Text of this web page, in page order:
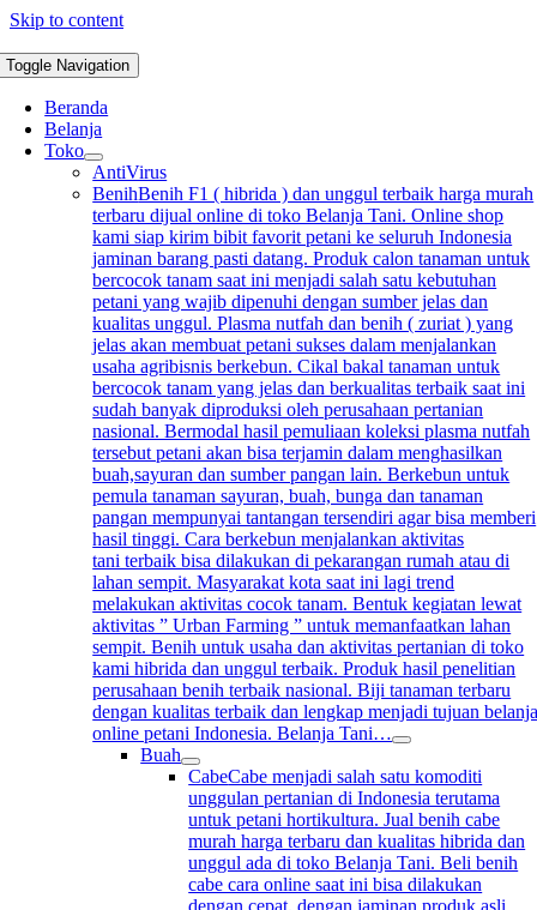
Skip to content
Toggle Navigation
Beranda
Belanja
Toko
AntiVirus
BenihBenih F1 ( hibrida ) dan unggul terbaik harga murah
terbaru dijual online di toko Belanja Tani. Online shop
kami siap kirim bibit favorit petani ke seluruh Indonesia
jaminan barang pasti datang. Produk calon tanaman untuk
bercocok tanam saat ini menjadi salah satu kebutuhan
petani yang wajib dipenuhi dengan sumber jelas dan
kualitas unggul. Plasma nutfah dan benih ( zuriat ) yang
jelas akan membuat petani sukses dalam menjalankan
usaha agribisnis berkebun. Cikal bakal tanaman untuk
bercocok tanam yang jelas dan berkualitas terbaik saat ini
sudah banyak diproduksi oleh perusahaan pertanian
nasional. Bermodal hasil pemuliaan koleksi plasma nutfah
tersebut petani akan bisa terjamin dalam menghasilkan
buah,sayuran dan sumber pangan lain. Berkebun untuk
pemula tanaman sayuran, buah, bunga dan tanaman
pangan mempunyai tantangan tersendiri agar bisa memberi
hasil tinggi. Cara berkebun menjalankan aktivitas
tani terbaik bisa dilakukan di pekarangan rumah atau di
lahan sempit. Masyarakat kota saat ini lagi trend
melakukan aktivitas cocok tanam. Bentuk kegiatan lewat
aktivitas ” Urban Farming ” untuk memanfaatkan lahan
sempit. Benih untuk usaha dan aktivitas pertanian di toko
kami hibrida dan unggul terbaik. Produk hasil penelitian
perusahaan benih terbaik nasional. Biji tanaman terbaru
dengan kualitas terbaik dan lengkap menjadi tujuan
online petani Indonesia. Belanja Tani…
Buah
CabeCabe menjadi salah satu komoditi
unggulan pertanian di Indonesia terutama
untuk petani hortikultura. Jual benih cabe
murah harga terbaru dan kualitas hibrida dan
unggul ada di toko Belanja Tani. Beli benih
cabe cara online saat ini bisa dilakukan
dengan cepat, dengan jaminan produk asli